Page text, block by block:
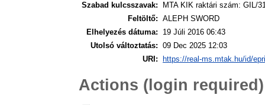
Szabad kulcsszavak:
MTA KIK raktári szám: GIL/
Feltöltő: ALEPH SWORD
Elhelyezés dátuma:
19 Júli 2016 06:43
Utolsó változtatás: 09 Dec 2025 12:03
URI:
https://real-ms.mtak.hu/id/
Actions (login required)